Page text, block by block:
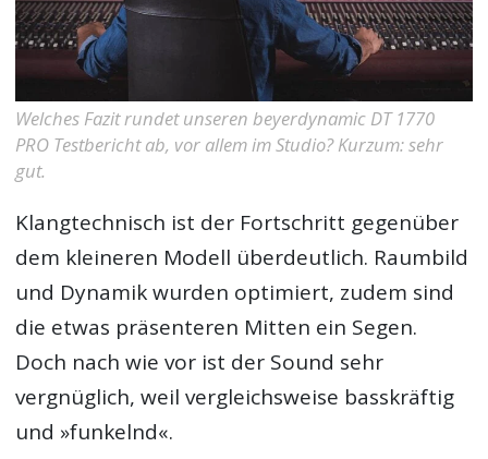
Welches Fazit rundet unseren beyerdynamic DT 1770
PRO Testbericht ab, vor allem im Studio? Kurzum: sehr
gut.
Klangtechnisch ist der Fortschritt gegenüber
dem kleineren Modell überdeutlich. Raumbild
und Dynamik wurden optimiert, zudem sind
die etwas präsenteren Mitten ein Segen.
Doch nach wie vor ist der Sound sehr
vergnüglich, weil vergleichsweise basskräftig
und »funkelnd«.